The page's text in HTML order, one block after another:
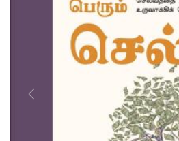
Previous